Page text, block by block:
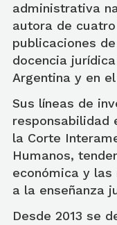
administrativa
autora de
publicaciones
docencia
Argentina y en
Sus líneas de
responsabilidad
la Corte
Humanos,
económica y las
a la enseñanza
Desde 2013 se